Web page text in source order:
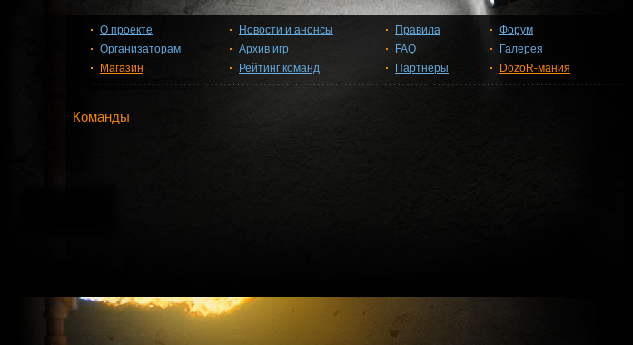
О проекте
Организаторам
Магазин
Новости и анонсы
Архив игр
Рейтинг команд
Правила
FAQ
Партнеры
Форум
Галерея
DozoR-мания
Команды